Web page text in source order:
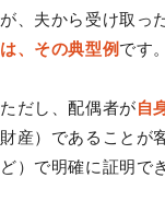
が、夫から受け取っ
は、その典型例です。
ただし、配偶者が自
財産）であることが
ど）で明確に証明で